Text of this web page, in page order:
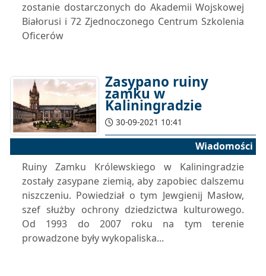
zostanie dostarczonych do Akademii Wojskowej
Białorusi i 72 Zjednoczonego Centrum Szkolenia
Oficerów
Zasypano ruiny
zamku w
Kaliningradzie
30-09-2021 10:41
Wiadomości
Ruiny Zamku Królewskiego w Kaliningradzie
zostały zasypane ziemią, aby zapobiec dalszemu
niszczeniu. Powiedział o tym Jewgienij Masłow,
szef służby ochrony dziedzictwa kulturowego.
Od 1993 do 2007 roku na tym terenie
prowadzone były wykopaliska...